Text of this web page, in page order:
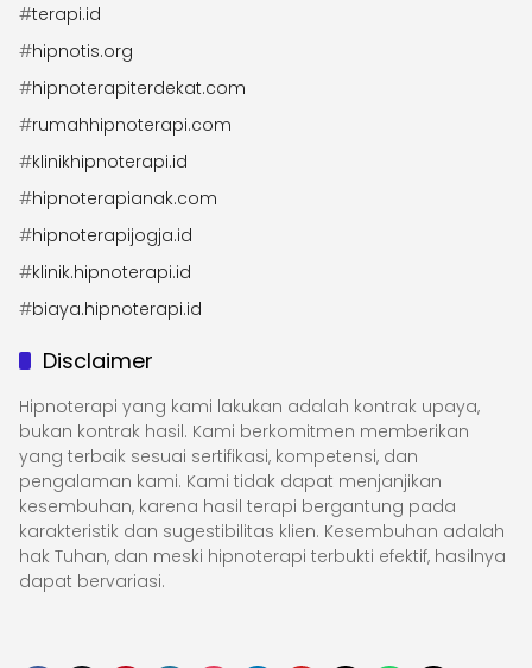
#terapi.id
#hipnotis.org
#hipnoterapiterdekat.com
#rumahhipnoterapi.com
#klinikhipnoterapi.id
#hipnoterapianak.com
#hipnoterapijogja.id
#klinik.hipnoterapi.id
#biaya.hipnoterapi.id
Disclaimer
Hipnoterapi yang kami lakukan adalah kontrak upaya,
bukan kontrak hasil. Kami berkomitmen memberikan
yang terbaik sesuai sertifikasi, kompetensi, dan
pengalaman kami. Kami tidak dapat menjanjikan
kesembuhan, karena hasil terapi bergantung pada
karakteristik dan sugestibilitas klien. Kesembuhan adalah
hak Tuhan, dan meski hipnoterapi terbukti efektif, hasilnya
dapat bervariasi.